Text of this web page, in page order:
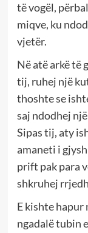
të vogël,
miqve, ku
vjetër.
Në atë arkë të
tij, ruhej një
thoshte se
saj ndodhej
Sipas tij, aty
amaneti i
prift pak para
shkruhej
E kishte hapur
ngadalë tubin